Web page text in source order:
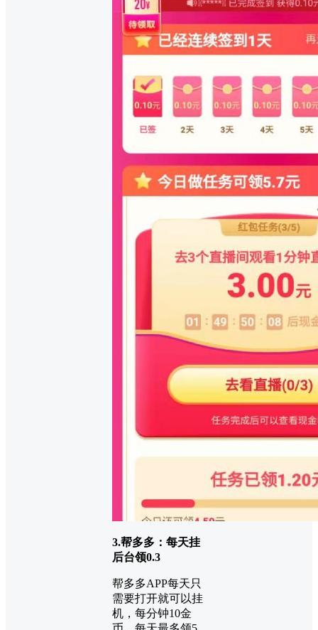
3.帮多多：每天挂
后台领0.3
帮多多APP每天只
需要打开就可以挂
机，每分钟10金